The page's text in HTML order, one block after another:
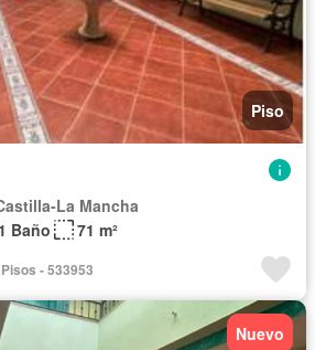
Piso
La Mancha
1 Baño 71 m²
- 533953
Nuevo